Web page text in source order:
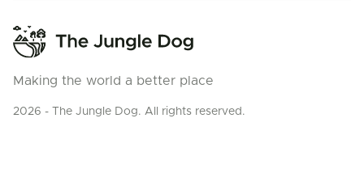
Making the world a better place
2026 - The Jungle Dog. All rights reserved.